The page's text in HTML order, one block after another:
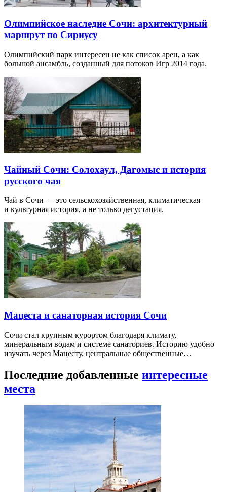
Олимпийское наследие Сочи: архитектурный
маршрут по Сириусу
Олимпийский парк интересен не как список арен, а как
большой ансамбль, созданный для потоков Игр 2014 года.
Чайный Сочи: Солохаул, Дагомыс и история
русского чая
Чай в Сочи — это сельскохозяйственная, климатическая
и культурная история, а не только дегустация.
Мацеста и санаторная история Сочи
Сочи стал крупным курортом благодаря климату,
минеральным водам и системе санаториев. Историю удобно
изучать через Мацесту, центральные общественные…
Последние добавленные интересные
места